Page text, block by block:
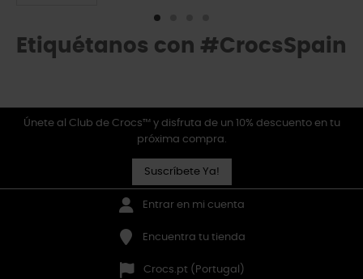
Etiquétanos con #CrocsSpain
Únete al Club de Crocs™ y disfruta de un 10% descuento en tu
próxima compra.
Suscríbete Ya!
Entrar en mi cuenta
Encuentra tu tienda
Crocs.pt (Portugal)